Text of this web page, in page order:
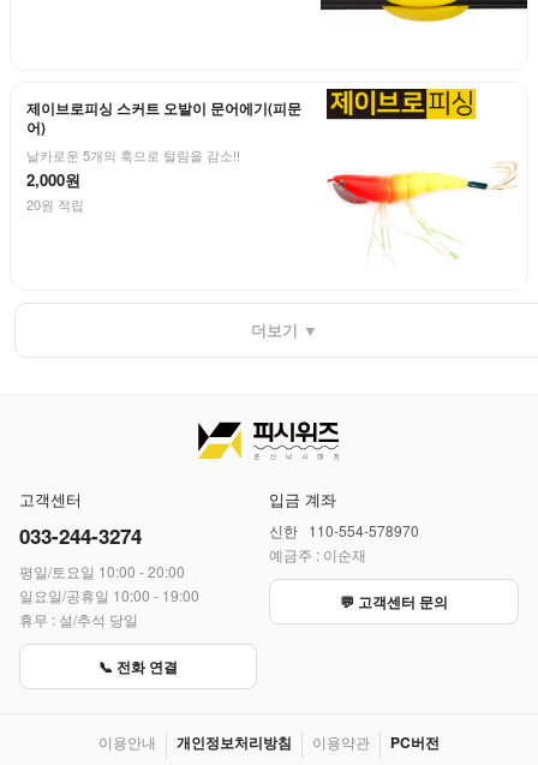
제이브로피싱 스커트 오발이 문어에기(피문
어)
날카로운 5개의 훅으로 털림을 감소!!
2,000원
20원 적립
더보기 ▼
고객센터
033-244-3274
평일/토요일 10:00 - 20:00
일요일/공휴일 10:00 - 19:00
휴무 : 설/추석 당일
📞 전화 연결
입금 계좌
신한 110-554-578970
예금주 : 이순재
💬 고객센터 문의
이용안내 개인정보처리방침 이용약관 PC버전